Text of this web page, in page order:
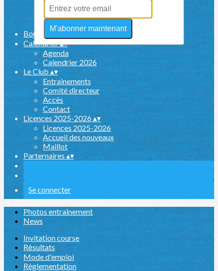
Rėsultats
Mode d'emploi
Règlementation
Boutique BMX Cernay▴▾
Calendrier▴▾
Agenda
Calendrier 2026
Le Club▴▾
Entrainements
Comité directeur
Accès
Contact
Licences 2025-2026▴▾
Licences 2025-2026
Accueil des nouveaux
Maillot
Parternaires▴▾
Se connecter
Photos entrainement
News
Invitation course
Rėsultats
Mode d'emploi
Règlementation
M'abonner maintenant